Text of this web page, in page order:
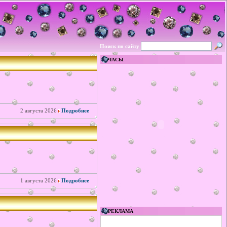
Поиск по сайту
2 августа 2026 Подробнее
1 августа 2026 Подробнее
ЧАСЫ
РЕКЛАМА